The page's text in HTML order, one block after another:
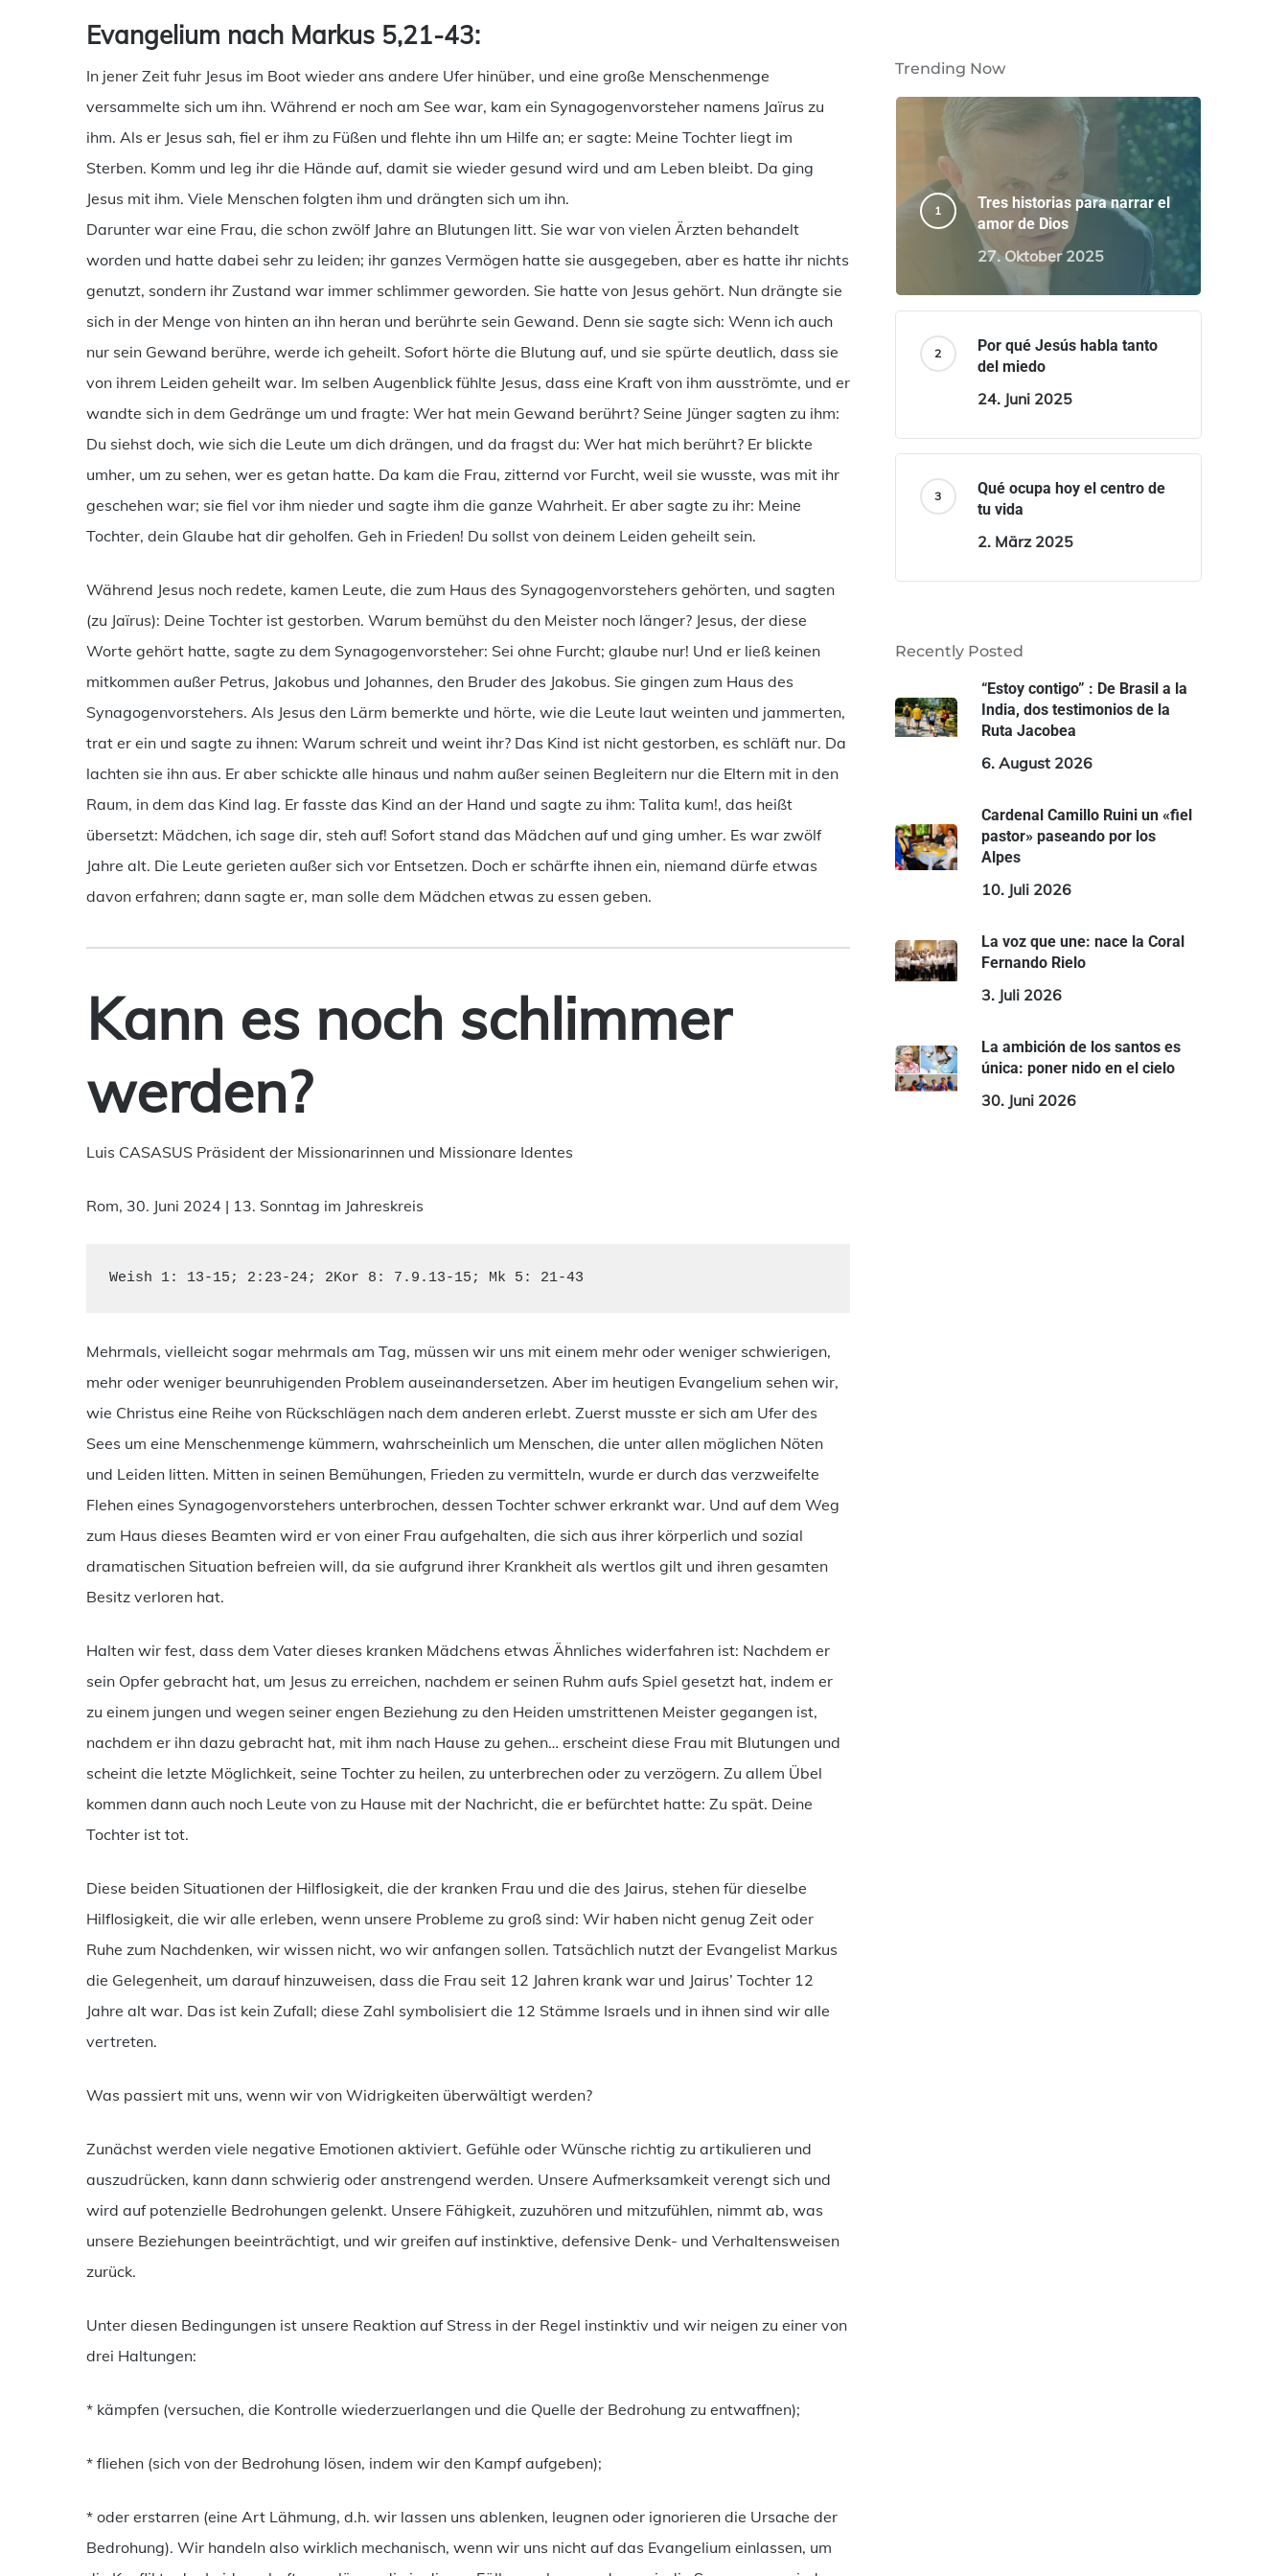
Evangelium nach Markus 5,21-43:
In jener Zeit fuhr Jesus im Boot wieder ans andere Ufer hinüber, und eine große Menschenmenge
versammelte sich um ihn. Während er noch am See war, kam ein Synagogenvorsteher namens Jaïrus zu
ihm. Als er Jesus sah, fiel er ihm zu Füßen und flehte ihn um Hilfe an; er sagte: Meine Tochter liegt im
Sterben. Komm und leg ihr die Hände auf, damit sie wieder gesund wird und am Leben bleibt. Da ging
Jesus mit ihm. Viele Menschen folgten ihm und drängten sich um ihn.
Darunter war eine Frau, die schon zwölf Jahre an Blutungen litt. Sie war von vielen Ärzten behandelt
worden und hatte dabei sehr zu leiden; ihr ganzes Vermögen hatte sie ausgegeben, aber es hatte ihr nichts
genutzt, sondern ihr Zustand war immer schlimmer geworden. Sie hatte von Jesus gehört. Nun drängte sie
sich in der Menge von hinten an ihn heran und berührte sein Gewand. Denn sie sagte sich: Wenn ich auch
nur sein Gewand berühre, werde ich geheilt. Sofort hörte die Blutung auf, und sie spürte deutlich, dass sie
von ihrem Leiden geheilt war. Im selben Augenblick fühlte Jesus, dass eine Kraft von ihm ausströmte, und er
wandte sich in dem Gedränge um und fragte: Wer hat mein Gewand berührt? Seine Jünger sagten zu ihm:
Du siehst doch, wie sich die Leute um dich drängen, und da fragst du: Wer hat mich berührt? Er blickte
umher, um zu sehen, wer es getan hatte. Da kam die Frau, zitternd vor Furcht, weil sie wusste, was mit ihr
geschehen war; sie fiel vor ihm nieder und sagte ihm die ganze Wahrheit. Er aber sagte zu ihr: Meine
Tochter, dein Glaube hat dir geholfen. Geh in Frieden! Du sollst von deinem Leiden geheilt sein.
Während Jesus noch redete, kamen Leute, die zum Haus des Synagogenvorstehers gehörten, und sagten
(zu Jaïrus): Deine Tochter ist gestorben. Warum bemühst du den Meister noch länger? Jesus, der diese
Worte gehört hatte, sagte zu dem Synagogenvorsteher: Sei ohne Furcht; glaube nur! Und er ließ keinen
mitkommen außer Petrus, Jakobus und Johannes, den Bruder des Jakobus. Sie gingen zum Haus des
Synagogenvorstehers. Als Jesus den Lärm bemerkte und hörte, wie die Leute laut weinten und jammerten,
trat er ein und sagte zu ihnen: Warum schreit und weint ihr? Das Kind ist nicht gestorben, es schläft nur. Da
lachten sie ihn aus. Er aber schickte alle hinaus und nahm außer seinen Begleitern nur die Eltern mit in den
Raum, in dem das Kind lag. Er fasste das Kind an der Hand und sagte zu ihm: Talita kum!, das heißt
übersetzt: Mädchen, ich sage dir, steh auf! Sofort stand das Mädchen auf und ging umher. Es war zwölf
Jahre alt. Die Leute gerieten außer sich vor Entsetzen. Doch er schärfte ihnen ein, niemand dürfe etwas
davon erfahren; dann sagte er, man solle dem Mädchen etwas zu essen geben.
Kann es noch schlimmer
werden?
Luis CASASUS Präsident der Missionarinnen und Missionare Identes
Rom, 30. Juni 2024 | 13. Sonntag im Jahreskreis
Weish 1: 13-15; 2:23-24; 2Kor 8: 7.9.13-15; Mk 5: 21-43
Mehrmals, vielleicht sogar mehrmals am Tag, müssen wir uns mit einem mehr oder weniger schwierigen,
mehr oder weniger beunruhigenden Problem auseinandersetzen. Aber im heutigen Evangelium sehen wir,
wie Christus eine Reihe von Rückschlägen nach dem anderen erlebt. Zuerst musste er sich am Ufer des
Sees um eine Menschenmenge kümmern, wahrscheinlich um Menschen, die unter allen möglichen Nöten
und Leiden litten. Mitten in seinen Bemühungen, Frieden zu vermitteln, wurde er durch das verzweifelte
Flehen eines Synagogenvorstehers unterbrochen, dessen Tochter schwer erkrankt war. Und auf dem Weg
zum Haus dieses Beamten wird er von einer Frau aufgehalten, die sich aus ihrer körperlich und sozial
dramatischen Situation befreien will, da sie aufgrund ihrer Krankheit als wertlos gilt und ihren gesamten
Besitz verloren hat.
Halten wir fest, dass dem Vater dieses kranken Mädchens etwas Ähnliches widerfahren ist: Nachdem er
sein Opfer gebracht hat, um Jesus zu erreichen, nachdem er seinen Ruhm aufs Spiel gesetzt hat, indem er
zu einem jungen und wegen seiner engen Beziehung zu den Heiden umstrittenen Meister gegangen ist,
nachdem er ihn dazu gebracht hat, mit ihm nach Hause zu gehen… erscheint diese Frau mit Blutungen und
scheint die letzte Möglichkeit, seine Tochter zu heilen, zu unterbrechen oder zu verzögern. Zu allem Übel
kommen dann auch noch Leute von zu Hause mit der Nachricht, die er befürchtet hatte: Zu spät. Deine
Tochter ist tot.
Diese beiden Situationen der Hilflosigkeit, die der kranken Frau und die des Jairus, stehen für dieselbe
Hilflosigkeit, die wir alle erleben, wenn unsere Probleme zu groß sind: Wir haben nicht genug Zeit oder
Ruhe zum Nachdenken, wir wissen nicht, wo wir anfangen sollen. Tatsächlich nutzt der Evangelist Markus
die Gelegenheit, um darauf hinzuweisen, dass die Frau seit 12 Jahren krank war und Jairus’ Tochter 12
Jahre alt war. Das ist kein Zufall; diese Zahl symbolisiert die 12 Stämme Israels und in ihnen sind wir alle
vertreten.
Was passiert mit uns, wenn wir von Widrigkeiten überwältigt werden?
Zunächst werden viele negative Emotionen aktiviert. Gefühle oder Wünsche richtig zu artikulieren und
auszudrücken, kann dann schwierig oder anstrengend werden. Unsere Aufmerksamkeit verengt sich und
wird auf potenzielle Bedrohungen gelenkt. Unsere Fähigkeit, zuzuhören und mitzufühlen, nimmt ab, was
unsere Beziehungen beeinträchtigt, und wir greifen auf instinktive, defensive Denk- und Verhaltensweisen
zurück.
Unter diesen Bedingungen ist unsere Reaktion auf Stress in der Regel instinktiv und wir neigen zu einer von
drei Haltungen:
* kämpfen (versuchen, die Kontrolle wiederzuerlangen und die Quelle der Bedrohung zu entwaffnen);
* fliehen (sich von der Bedrohung lösen, indem wir den Kampf aufgeben);
* oder erstarren (eine Art Lähmung, d.h. wir lassen uns ablenken, leugnen oder ignorieren die Ursache der
Bedrohung). Wir handeln also wirklich mechanisch, wenn wir uns nicht auf das Evangelium einlassen, um
Trending Now
Tres historias para narrar el
amor de Dios
27. Oktober 2025
Por qué Jesús habla tanto
del miedo
24. Juni 2025
Qué ocupa hoy el centro de
tu vida
2. März 2025
Recently Posted
“Estoy contigo” : De Brasil a la
India, dos testimonios de la
Ruta Jacobea
6. August 2026
Cardenal Camillo Ruini un «fiel
pastor» paseando por los
Alpes
10. Juli 2026
La voz que une: nace la Coral
Fernando Rielo
3. Juli 2026
La ambición de los santos es
única: poner nido en el cielo
30. Juni 2026